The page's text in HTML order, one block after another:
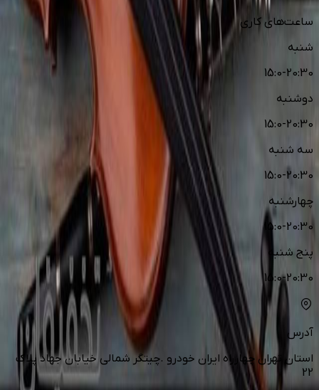
ساعت‌های کاری
شنبه
15:0-20:30
دوشنبه
15:0-20:30
سه شنبه
15:0-20:30
چهارشنبه
15:0-20:30
پنج شنبه
15:0-20:30
آدرس
استان تهران چهارراه ایران خودرو .چیتگر شمالی خیابان جهاد پلاک
22